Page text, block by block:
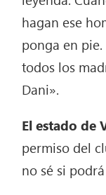
hagan ese
ponga en
todos los
Dani».
El estado de
permiso del
no sé si